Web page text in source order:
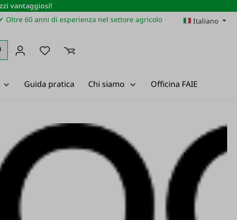
vantaggiosi!
Oltre 60 anni di esperienza nel settore agricolo Italiano
Hai 0 articoli nella lista dei desideri
Guida pratica Chi siamo Officina FAIE